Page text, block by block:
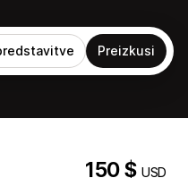
Preizkusi
150 $USD